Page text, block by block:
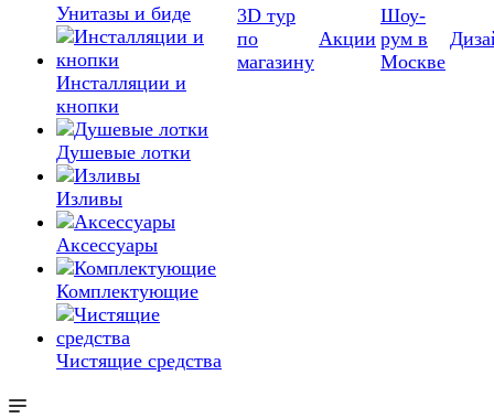
Унитазы и биде
Инсталляции и
кнопки
Душевые лотки
Изливы
Аксессуары
Комплектующие
Чистящие средства
3D тур
по
магазину
Акции
Шоу-
рум в
Москве